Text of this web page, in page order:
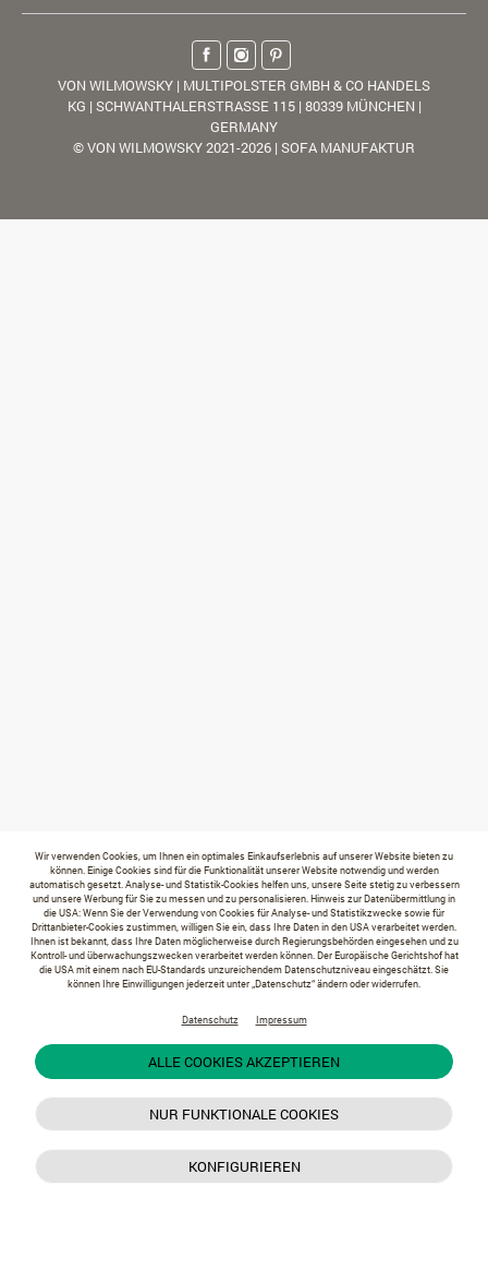
VON WILMOWSKY | MULTIPOLSTER GMBH & CO HANDELS
KG | SCHWANTHALERSTRASSE 115 | 80339 MÜNCHEN |
GERMANY
© VON WILMOWSKY 2021-2026 | SOFA MANUFAKTUR
Wir verwenden Cookies, um Ihnen ein optimales Einkaufserlebnis auf unserer Website bieten zu
können. Einige Cookies sind für die Funktionalität unserer Website notwendig und werden
automatisch gesetzt. Analyse- und Statistik-Cookies helfen uns, unsere Seite stetig zu verbessern
und unsere Werbung für Sie zu messen und zu personalisieren. Hinweis zur Datenübermittlung in
die USA: Wenn Sie der Verwendung von Cookies für Analyse- und Statistikzwecke sowie für
Drittanbieter-Cookies zustimmen, willigen Sie ein, dass Ihre Daten in den USA verarbeitet werden.
Ihnen ist bekannt, dass Ihre Daten möglicherweise durch Regierungsbehörden eingesehen und zu
Kontroll- und überwachungszwecken verarbeitet werden können. Der Europäische Gerichtshof hat
die USA mit einem nach EU-Standards unzureichendem Datenschutzniveau eingeschätzt. Sie
können Ihre Einwilligungen jederzeit unter „Datenschutz“ ändern oder widerrufen.
Datenschutz Impressum
ALLE COOKIES AKZEPTIEREN
NUR FUNKTIONALE COOKIES
KONFIGURIEREN